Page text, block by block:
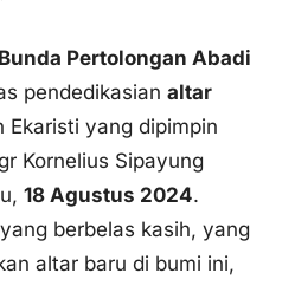
pendedikasianaltar
yang dipimpin
Kornelius Sipayung
18 Agustus 2024 .
berbelas kasih, yang
altar baru di bumi ini,
kita pengampunan dosa